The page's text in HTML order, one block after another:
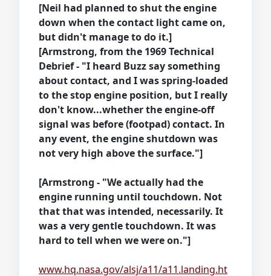
[Neil had planned to shut the engine
down when the contact light came on,
but didn't manage to do it.]
[Armstrong, from the 1969 Technical
Debrief - "I heard Buzz say something
about contact, and I was spring-loaded
to the stop engine position, but I really
don't know...whether the engine-off
signal was before (footpad) contact. In
any event, the engine shutdown was
not very high above the surface."]
[Armstrong - "We actually had the
engine running until touchdown. Not
that that was intended, necessarily. It
was a very gentle touchdown. It was
hard to tell when we were on."]
www.hq.nasa.gov/alsj/a11/a11.landing.ht